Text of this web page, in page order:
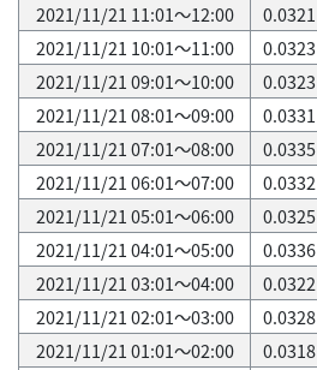
2021/11/21 11:01～12:00
0.0321
2021/11/21 10:01～11:00
0.0323
2021/11/21 09:01～10:00
0.0323
2021/11/21 08:01～09:00
0.0331
2021/11/21 07:01～08:00
0.0335
2021/11/21 06:01～07:00
0.0332
2021/11/21 05:01～06:00
0.0325
2021/11/21 04:01～05:00
0.0336
2021/11/21 03:01～04:00
0.0322
2021/11/21 02:01～03:00
0.0328
2021/11/21 01:01～02:00
0.0318